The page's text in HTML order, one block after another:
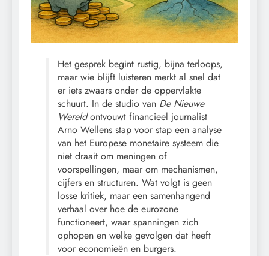
Het gesprek begint rustig, bijna terloops,
maar wie blijft luisteren merkt al snel dat
er iets zwaars onder de oppervlakte
schuurt. In de studio van De Nieuwe
Wereldontvouwt financieel journalist
Arno Wellens stap voor stap een analyse
van het Europese monetaire systeem die
niet draait om meningen of
voorspellingen, maar om mechanismen,
cijfers en structuren. Wat volgt is geen
losse kritiek, maar een samenhangend
verhaal over hoe de eurozone
functioneert, waar spanningen zich
ophopen en welke gevolgen dat heeft
voor economieën en burgers.